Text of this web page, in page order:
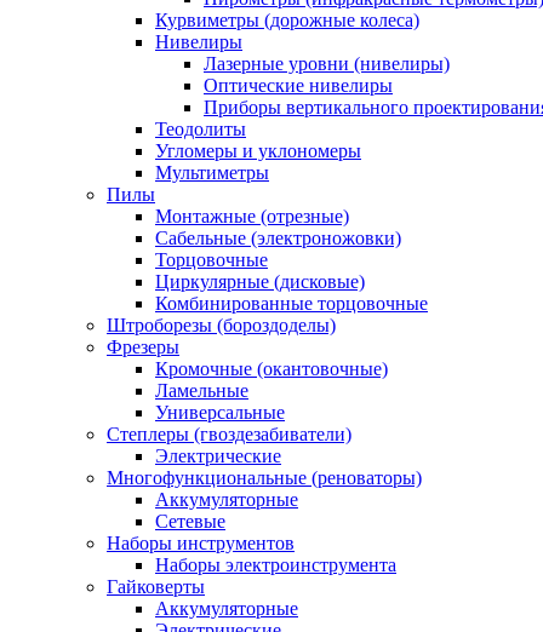
Курвиметры (дорожные колеса)
Нивелиры
Лазерные уровни (нивелиры)
Оптические нивелиры
Приборы вертикального
Теодолиты
Угломеры и уклономеры
Мультиметры
Пилы
Монтажные (отрезные)
Сабельные (электроножовки)
Торцовочные
Циркулярные (дисковые)
Комбинированные торцовочные
Штроборезы (бороздоделы)
Фрезеры
Кромочные (окантовочные)
Ламельные
Универсальные
Степлеры (гвоздезабиватели)
Электрические
Многофункциональные (реноваторы)
Аккумуляторные
Сетевые
Наборы инструментов
Наборы электроинструмента
Гайковерты
Аккумуляторные